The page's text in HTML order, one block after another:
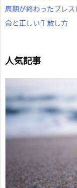
周期が終わったブレ
命と正しい手放し方
人気記事